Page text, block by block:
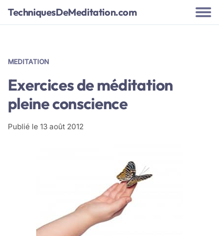
TechniquesDeMeditation.com
MEDITATION
Exercices de méditation
pleine conscience
Publié le 13 août 2012